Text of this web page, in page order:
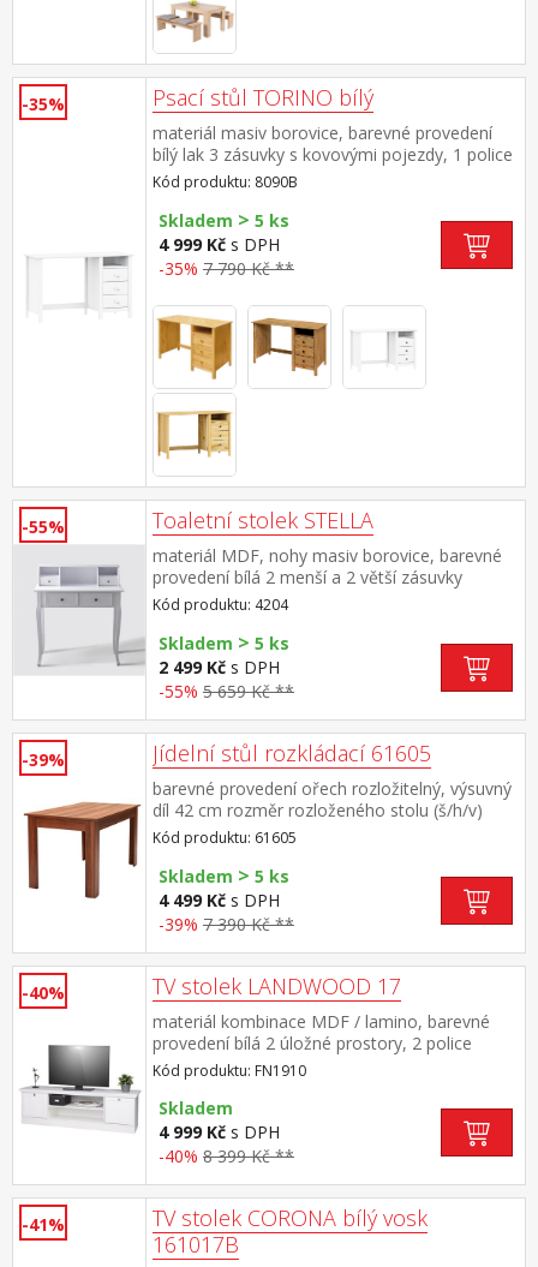
-35% Psací stůl TORINO bílý
materiál masiv borovice, barevné provedení
bílý lak 3 zásuvky s kovovými pojezdy, 1 police
Kód produktu: 8090B
Skladem > 5 ks
4 999 Kč s DPH
-35% 7 790 Kč **
-55% Toaletní stolek STELLA
materiál MDF, nohy masiv borovice, barevné
provedení bílá 2 menší a 2 větší zásuvky
Kód produktu: 4204
Skladem > 5 ks
2 499 Kč s DPH
-55% 5 659 Kč **
-39% Jídelní stůl rozkládací 61605
barevné provedení ořech rozložitelný, výsuvný
díl 42 cm rozměr rozloženého stolu (š/h/v)
180 × 80 × 76 cm
Kód produktu: 61605
Skladem > 5 ks
4 499 Kč s DPH
-39% 7 390 Kč **
-40% TV stolek LANDWOOD 17
materiál kombinace MDF / lamino, barevné
provedení bílá 2 úložné prostory, 2 police
součást sestavy Landwood
Kód produktu: FN1910
Skladem
4 999 Kč s DPH
-40% 8 399 Kč **
-41%
TV stolek CORONA bílý vosk
161017B